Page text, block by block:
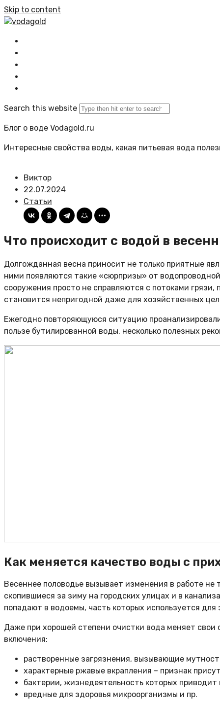
Skip to content
vodagold
Search this website
Блог о воде Vodagold.ru
Интересные свойства воды, какая питьевая вода
Виктор
22.07.2024
Статьи
Что происходит с водой в
Долгожданная весна приносит не только приятные
ними появляются такие «сюрпризы» от
сооружения просто не справляются с потоками
становится непригодной даже для хозяйственных
Ежегодно повторяющуюся ситуацию
пользе бутилированной воды, несколько полезных
Как меняется качество воды с
Весеннее половодье вызывает изменения в работе
скопившиеся за зиму на городских улицах и в
попадают в водоемы, часть которых используется для
Даже при хорошей степени очистки вода меняет свои
включения:
растворенные загрязнения, вызывающие
характерные ржавые вкрапления – признак
бактерии, жизнедеятельность которых
вредные для здоровья микроорганизмы и пр.